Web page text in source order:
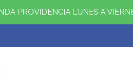
PROVIDENCIA LUNES A